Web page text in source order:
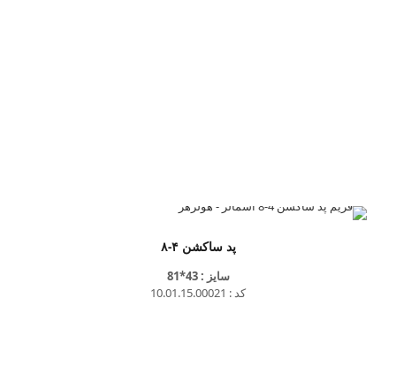
پد ساکشن ۴-۸
سایز : 43*81
کد : 10.01.15.00021